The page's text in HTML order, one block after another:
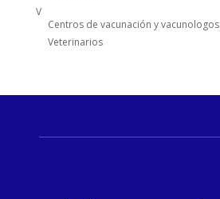
V
Centros de vacunación y vacunologos
Veterinarios